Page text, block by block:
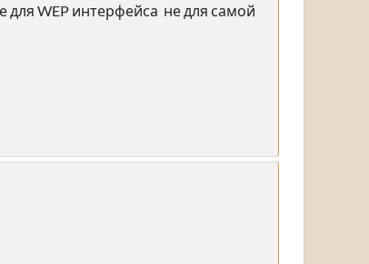
WEP интерфейса не для самой